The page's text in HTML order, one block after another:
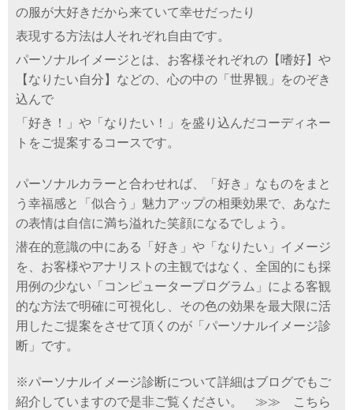
の服が大好きだから来ていて幸せだったり
表現する方法は人それぞれ自由です。
パーソナルイメージとは、お客様それぞれの【嗜好】や
【なりたい自分】などの、心の中の「世界観」をのぞき
込んで
「好き！」や「なりたい！」を盛り込んだコーディネー
トをご提案するコースです。
パーソナルカラーと合わせれば、「好き」なものをまと
う幸福感と「似合う」魅力アップの相乗効果で、あなた
の表情は自信に満ち溢れた笑顔になるでしょう。
潜在的意識の中にある「好き」や「なりたい」イメージ
を、 お客様やアナリストの主観ではなく、全国的にも採
用例の少ない「コンピュータープログラム」による客観
的な方法で明確に可視化し、 その色の効果を最大限に活
用したご提案をさせて頂くのが「パーソナルイメージ診
断」です。
※パーソナルイメージ診断について詳細はブログでもご
紹介していますので是非ご覧ください。 ≫≫ こちら